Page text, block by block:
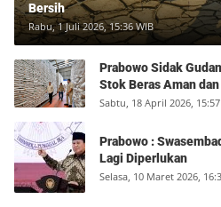
Bersih
Rabu, 1 Juli 2026, 15:36 WIB
Prabowo Sidak
Stok Beras Aman
Sabtu, 18 April 2026,
Prabowo :
Lagi Diperlukan
Selasa, 10 Maret 2026,